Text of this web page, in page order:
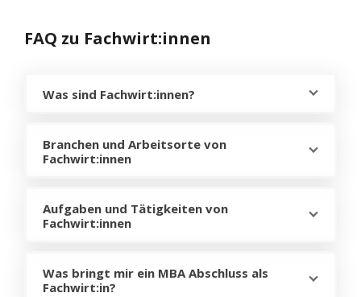
FAQ zu Fachwirt:innen
Was sind Fachwirt:innen?
Branchen und Arbeitsorte von
Fachwirt:innen
Aufgaben und Tätigkeiten von
Fachwirt:innen
Was bringt mir ein MBA Abschluss als
Fachwirt:in?